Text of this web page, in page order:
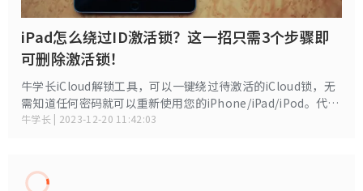
iPad怎么绕过ID激活锁？这一招只需3个步骤即
可删除激活锁！
牛学长iCloud解锁工具，可以一键绕过待激活的iCloud锁，无
需知道任何密码就可以重新使用您的iPhone/iPad/iPod。代价
是不能用移动数据，不能登录Apple ID，但是能用WiFi。iPad
牛学长 | 2023-12-20 11:42:03